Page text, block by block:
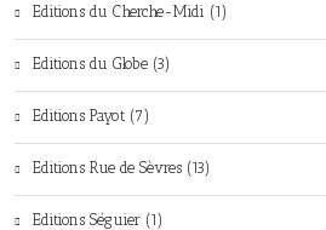
Editions du Cherche-Midi (1)
Editions du Globe (3)
Editions Payot (7)
Editions Rue de Sèvres (13)
Editions Séguier (1)